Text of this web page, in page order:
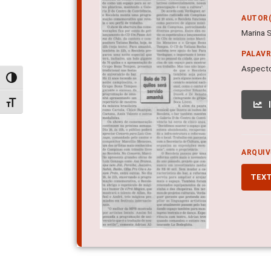
Alternar alto contraste
Alternar tamanho da fonte
Marina